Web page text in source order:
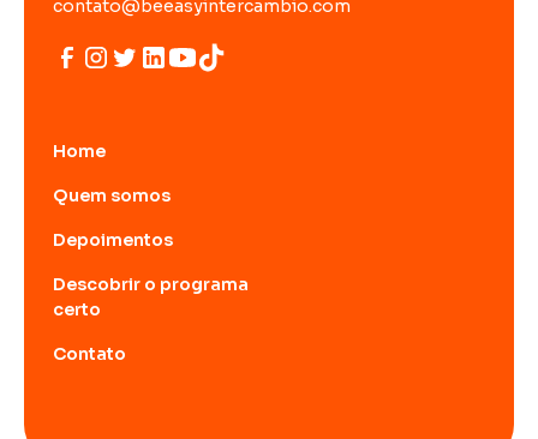
contato@beeasyintercambio.com
Home
Quem somos
Depoimentos
Descobrir o programa
certo
Contato